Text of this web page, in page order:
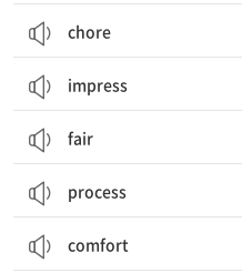
chore
impress
fair
process
comfort